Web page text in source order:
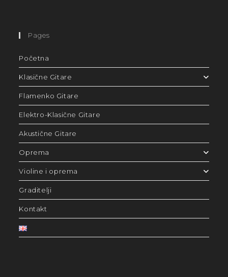
Pages
Početna
Klasične Gitare
Flamenko Gitare
Elektro-Klasične Gitare
Akustične Gitare
Oprema
Violine i oprema
Graditelji
Kontakt